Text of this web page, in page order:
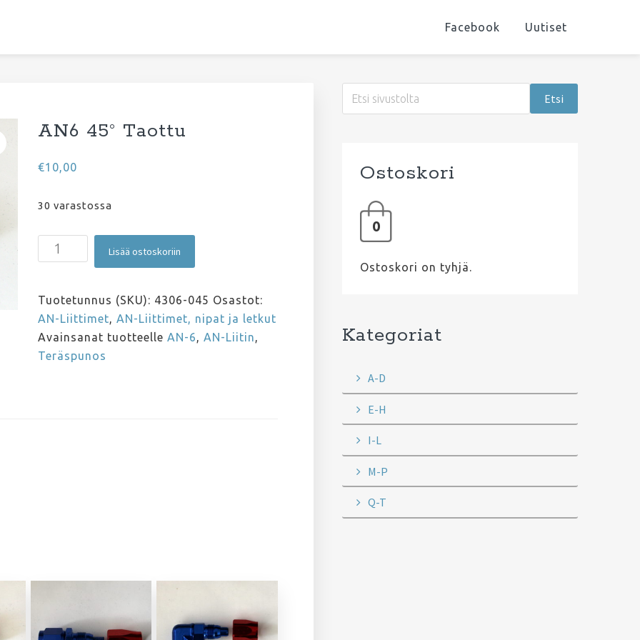
Facebook Uutiset
AN6 45° Taottu
€10,00
30 varastossa
AN6
45°
määrä
Lisää ostoskoriin
Tuotetunnus (SKU): 4306-045 Osastot:
AN-Liittimet, AN-Liittimet, nipat ja letkut
Avainsanat tuotteelle AN-6, AN-Liitin,
Teräspunos
Ensisijainen
sivupalkki
Ostoskori
0
Ostoskori on tyhjä.
Kategoriat
A-D
E-H
I-L
M-P
Q-T